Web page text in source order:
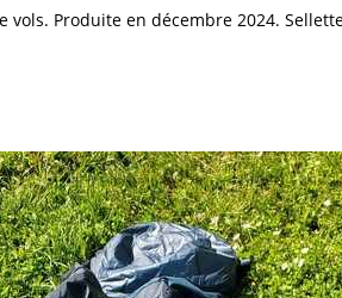
Produite en décembre 2024.